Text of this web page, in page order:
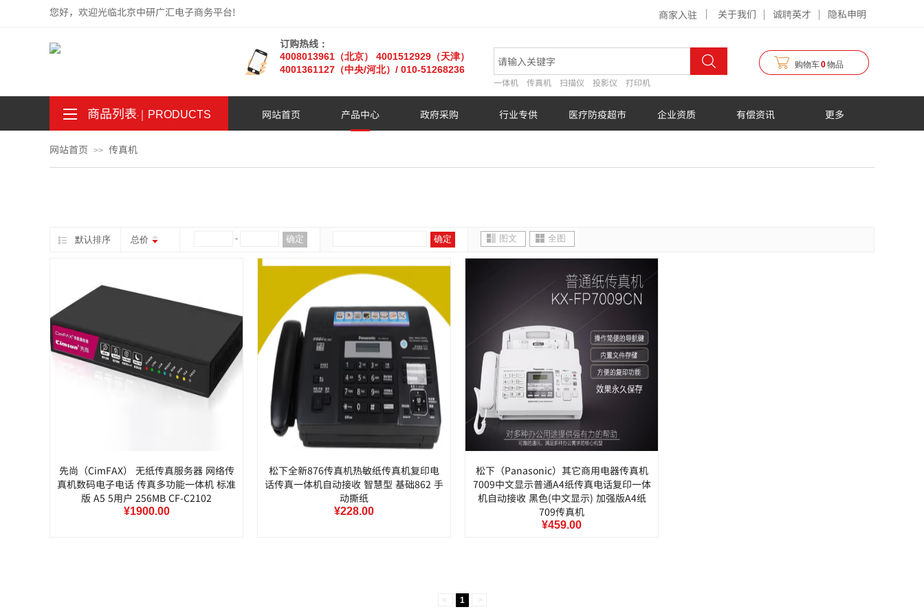
订购热线：
4008013961（北京） 4001512929（天津）
4001361127 （中央/河北） / 010-51268236
一体机 传真机 扫描仪 投影仪 打印机
关于我们 诚聘英才 隐私申明
您好，欢迎光临北京中研广汇电子商务平台!
购物车0物品
商家入驻
商品列表｜ PRODUCTS
.
。 网站首页 产品中心 政府采购 行业专供 医疗防疫超市 企业资质 有偿资讯 更多
网站首页 >> 传真机
默认排序 总价 - 确定 确定 图文 全图
先尚（CimFAX） 无纸传真服务器 网络传
真机数码电子电话 传真多功能一体机 标准
版 A5 5用户 256MB CF-C2102
¥1900.00
松下全新876传真机热敏纸传真机复印电
话传真一体机自动接收 智慧型 基础862 手
动撕纸
¥228.00
松下（Panasonic）其它商用电器传真机
7009中文显示普通A4纸传真电话复印一体
机自动接收 黑色(中文显示) 加强版A4纸
709传真机
¥459.00
< 1 >